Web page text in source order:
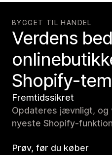
BYGGET TIL HANDEL
Verdens
Shopify-
Fremtidssikret
Opdateres jævnligt, og
nyeste Shopify-
Prøv, før du køber